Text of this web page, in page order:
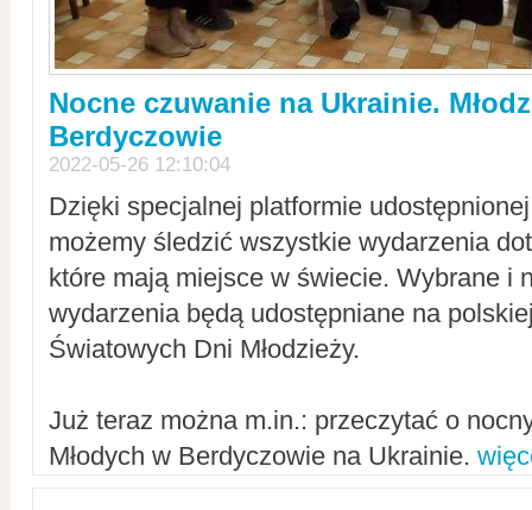
Nocne czuwanie na Ukrainie.
Berdyczowie
2022-05-26 12:10:04
Dzięki specjalnej platformie
możemy śledzić wszystkie wydarzenia
które mają miejsce w świecie. Wybrane i
wydarzenia będą udostępniane na
Światowych Dni Młodzieży.
Już teraz można m.in.: przeczytać o
Młodych w Berdyczowie na Ukrainie.